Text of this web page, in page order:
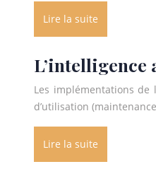
Lire la suite
L’intelligence
Les implémentations de
d’utilisation
Lire la suite